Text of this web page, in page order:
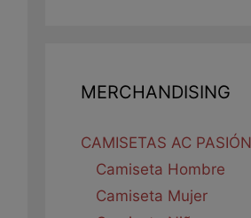
MERCHANDISING
CAMISETAS AC PASIÓN
Camiseta Hombre
Camiseta Mujer